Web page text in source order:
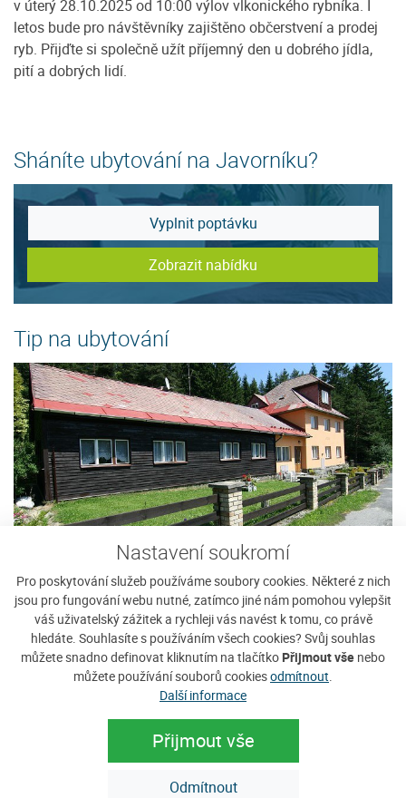
Nastavení soukromí
Pro poskytování služeb používáme soubory cookies. Některé z nich
jsou pro fungování webu nutné, zatímco jiné nám pomohou vylepšit
váš uživatelský zážitek a rychleji vás navést k tomu, co právě
hledáte. Souhlasíte s používáním všech cookies? Svůj souhlas
můžete snadno definovat kliknutím na tlačítko Přijmout vše nebo
můžete používání souborů cookiesodmítnout.
Další informace
Přijmout vše
Odmítnout
v úterý 28.10.2025 od 10:00 výlov vlkonického rybníka. I
letos bude pro návštěvníky zajištěno občerstvení a prodej
ryb. Přijďte si společně užít příjemný den u dobrého jídla,
pití a dobrých lidí.
Sháníte ubytování na Javorníku?
Vyplnit poptávku
Zobrazit nabídku
Tip na ubytování
Penzion Javorina
Vítáme Vás v rodinném penzionu Javorina - Javorník na
Šumavě. Příjemné rodinné prostředí penzionu Javorina
Vám nabízí ubytování pro rodinnou...
Cena: 250 Kč za osobu / noc